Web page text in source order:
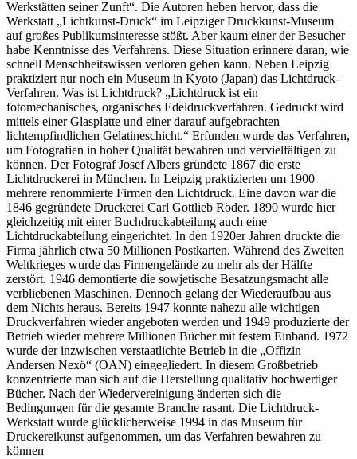
Werkstätten seiner Zunft“. Die Autoren heben hervor, dass die
Werkstatt „Lichtkunst-Druck“ im Leipziger Druckkunst-Museum
auf großes Publikumsinteresse stößt. Aber kaum einer der Besucher
habe Kenntnisse des Verfahrens. Diese Situation erinnere daran, wie
schnell Menschheitswissen verloren gehen kann. Neben Leipzig
praktiziert nur noch ein Museum in Kyoto (Japan) das Lichtdruck-
Verfahren. Was ist Lichtdruck? „Lichtdruck ist ein
fotomechanisches, organisches Edeldruckverfahren. Gedruckt wird
mittels einer Glasplatte und einer darauf aufgebrachten
lichtempfindlichen Gelatineschicht.“ Erfunden wurde das Verfahren,
um Fotografien in hoher Qualität bewahren und vervielfältigen zu
können. Der Fotograf Josef Albers gründete 1867 die erste
Lichtdruckerei in München. In Leipzig praktizierten um 1900
mehrere renommierte Firmen den Lichtdruck. Eine davon war die
1846 gegründete Druckerei Carl Gottlieb Röder. 1890 wurde hier
gleichzeitig mit einer Buchdruckabteilung auch eine
Lichtdruckabteilung eingerichtet. In den 1920er Jahren druckte die
Firma jährlich etwa 50 Millionen Postkarten. Während des Zweiten
Weltkrieges wurde das Firmengelände zu mehr als der Hälfte
zerstört. 1946 demontierte die sowjetische Besatzungsmacht alle
verbliebenen Maschinen. Dennoch gelang der Wiederaufbau aus
dem Nichts heraus. Bereits 1947 konnte nahezu alle wichtigen
Druckverfahren wieder angeboten werden und 1949 produzierte der
Betrieb wieder mehrere Millionen Bücher mit festem Einband. 1972
wurde der inzwischen verstaatlichte Betrieb in die „Offizin
Andersen Nexö“ (OAN) eingegliedert. In diesem Großbetrieb
konzentrierte man sich auf die Herstellung qualitativ hochwertiger
Bücher. Nach der Wiedervereinigung änderten sich die
Bedingungen für die gesamte Branche rasant. Die Lichtdruck-
Werkstatt wurde glücklicherweise 1994 in das Museum für
Druckereikunst aufgenommen, um das Verfahren bewahren zu
können